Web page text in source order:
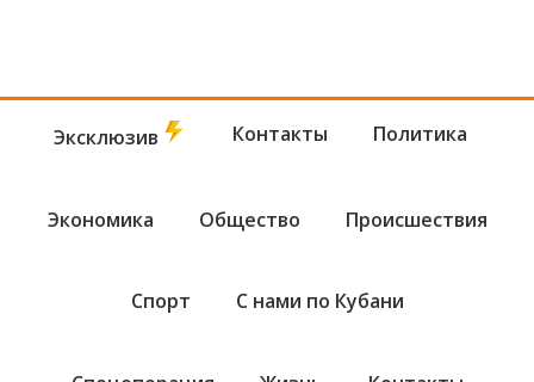
Эксклюзив Контакты Политика
Экономика Общество Происшествия
Спорт С нами по Кубани